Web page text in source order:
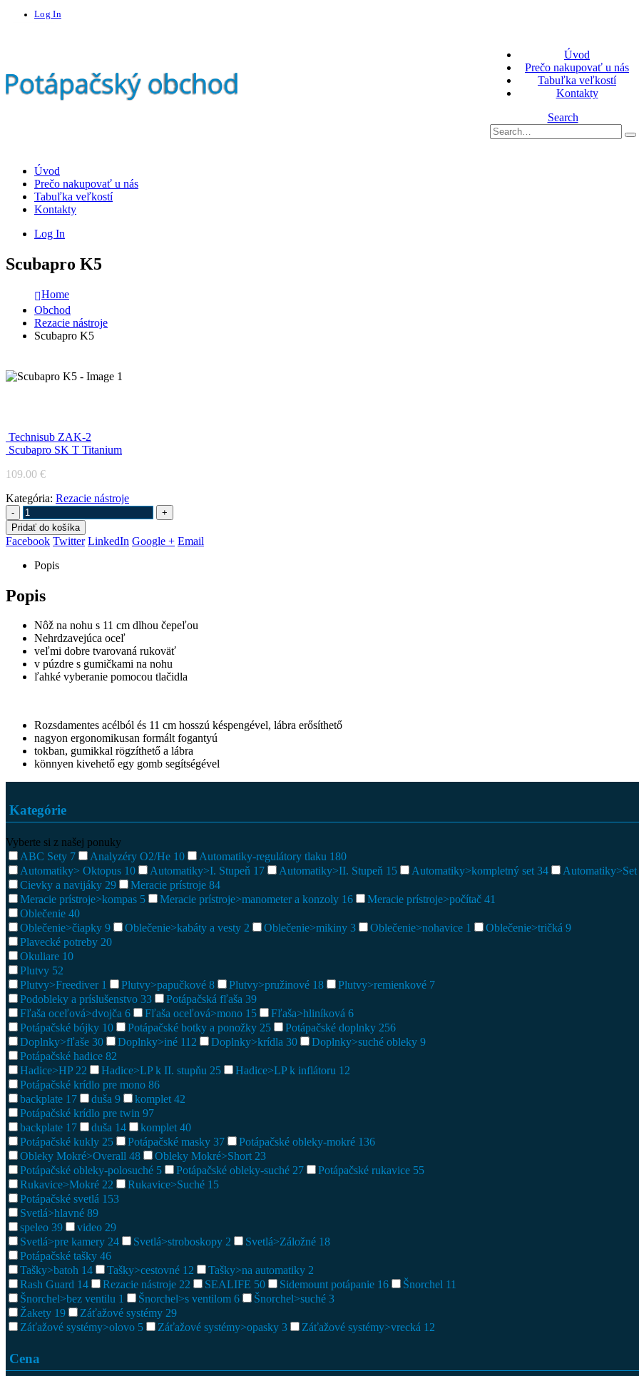
Log In
Úvod
Prečo nakupovať u nás
Tabuľka veľkostí
Kontakty
Search
Úvod
Prečo nakupovať u nás
Tabuľka veľkostí
Kontakty
Log In
Scubapro K5
Home
Obchod
Rezacie nástroje
Scubapro K5
Technisub ZAK-2
Scubapro SK T Titanium
109.00 €
Kategória: Rezacie nástroje
-
+
Pridať do košíka
Facebook Twitter LinkedIn Google + Email
Popis
Popis
Nôž na nohu s 11 cm dlhou čepeľou
Nehrdzavejúca oceľ
veľmi dobre tvarovaná rukoväť
v púzdre s gumičkami na nohu
ľahké vyberanie pomocou tlačidla
Rozsdamentes acélból és 11 cm hosszú késpengével, lábra erősíthető
nagyon ergonomikusan formált fogantyú
tokban, gumikkal rögzíthető a lábra
könnyen kivehető egy gomb segítségével
Kategórie
Vyberte si z našej ponuky
ABC Sety 7 Analyzéry O2/He 10 Automatiky-regulátory tlaku 180
Automatiky> Oktopus 10 Automatiky>I. Stupeň 17 Automatiky>II. Stupeň 15 Automatiky>kompletný set 34
Cievky a navijáky 29 Meracie prístroje 84
Meracie prístroje>kompas 5 Meracie prístroje>manometer a konzoly 16 Meracie prístroje>počítač 41
Oblečenie 40
Oblečenie>čiapky 9 Oblečenie>kabáty a vesty 2 Oblečenie>mikiny 3 Oblečenie>nohavice 1 Oblečenie>tričká 9
Plavecké potreby 20
Okuliare 10
Plutvy 52
Plutvy>Freediver 1 Plutvy>papučkové 8 Plutvy>pružinové 18 Plutvy>remienkové 7
Podobleky a príslušenstvo 33 Potápačská fľaša 39
Fľaša oceľová>dvojča 6 Fľaša oceľová>mono 15 Fľaša>hliníková 6
Potápačské bójky 10 Potápačské botky a ponožky 25 Potápačské doplnky 256
Doplnky>fľaše 30 Doplnky>iné 112 Doplnky>krídla 30 Doplnky>suché obleky 9
Potápačské hadice 82
Hadice>HP 22 Hadice>LP k II. stupňu 25 Hadice>LP k inflátoru 12
Potápačské krídlo pre mono 86
backplate 17 duša 9 komplet 42
Potápačské krídlo pre twin 97
backplate 17 duša 14 komplet 40
Potápačské kukly 25 Potápačské masky 37 Potápačské obleky-mokré 136
Obleky Mokré>Overall 48 Obleky Mokré>Short 23
Potápačské obleky-polosuché 5 Potápačské obleky-suché 27 Potápačské rukavice 55
Rukavice>Mokré 22 Rukavice>Suché 15
Potápačské svetlá 153
Svetlá>hlavné 89
speleo 39 video 29
Svetlá>pre kamery 24 Svetlá>stroboskopy 2 Svetlá>Záložné 18
Potápačské tašky 46
Tašky>batoh 14 Tašky>cestovné 12 Tašky>na automatiky 2
Rash Guard 14 Rezacie nástroje 22 SEALIFE 50 Sidemount potápanie 16 Šnorchel 11
Šnorchel>bez ventilu 1 Šnorchel>s ventilom 6 Šnorchel>suché 3
Žakety 19 Záťažové systémy 29
Záťažové systémy>olovo 5 Záťažové systémy>opasky 3 Záťažové systémy>vrecká 12
Cena